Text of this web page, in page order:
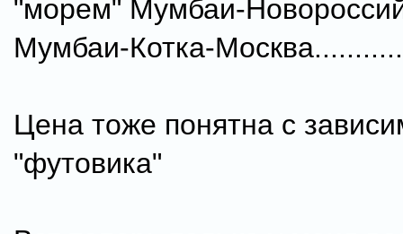
"морем" Мумбаи-
Мумбаи-Котка-
Цена тоже понятна с
"футовика"